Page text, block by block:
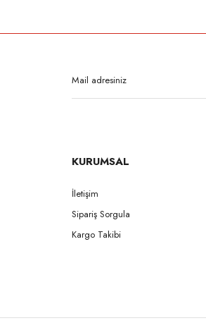
KURUMSAL
İletişim
Sipariş Sorgula
Kargo Takibi